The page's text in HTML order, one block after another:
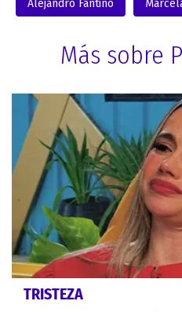
Alejandro Fantino
Más sobre
TRISTEZA